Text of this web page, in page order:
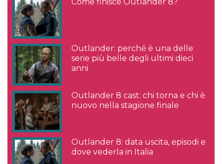
Outlander: perché è una delle
serie più belle degli ultimi dieci
anni
Outlander 8 cast: chi torna e chi è
nuovo nella stagione finale
Outlander 8: data uscita, episodi e
dove vederla in Italia